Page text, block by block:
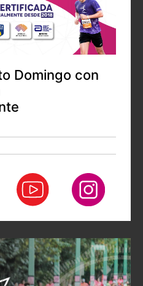
Domingo con